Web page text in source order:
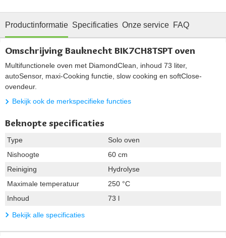
Productinformatie Specificaties Onze service FAQ
Omschrijving Bauknecht BIK7CH8TSPT oven
Multifunctionele oven met DiamondClean, inhoud 73 liter,
autoSensor, maxi-Cooking functie, slow cooking en softClose-
ovendeur.
Bekijk ook de merkspecifieke functies
Beknopte specificaties
Type
Solo oven
Nishoogte
60 cm
Reiniging
Hydrolyse
Maximale temperatuur
250 °C
Inhoud
73 l
Bekijk alle specificaties